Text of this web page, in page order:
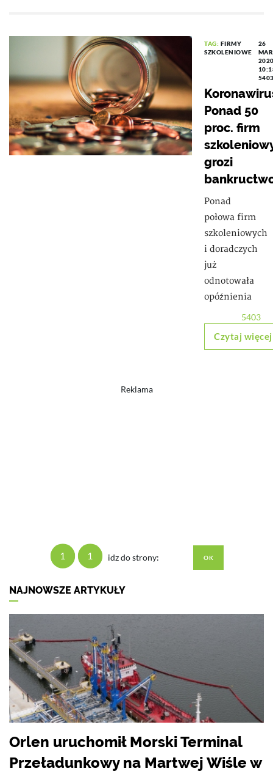
TAG: FIRMY
SZKOLENIOWE
26
Ponad 50
proc. firm
grozi
Ponad
połowa firm
szkoleniowych
i doradczych
już
odnotowała
opóźnienia
5403
Czytaj więcej
Reklama
1 1 idz do strony:
NAJNOWSZE ARTYKUŁY
Orlen uruchomił Morski Terminal
Przeładunkowy na Martwej Wiśle w